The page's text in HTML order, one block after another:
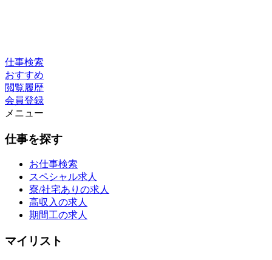
仕事検索
おすすめ
閲覧履歴
会員登録
メニュー
仕事を探す
お仕事検索
スペシャル求人
寮/社宅ありの求人
高収入の求人
期間工の求人
マイリスト